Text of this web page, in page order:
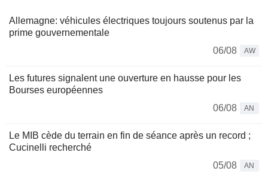
Allemagne: véhicules électriques toujours soutenus par la
prime gouvernementale
06/08
AW
Les futures signalent une ouverture en hausse pour les
Bourses européennes
06/08
AN
Le MIB cède du terrain en fin de séance après un record ;
Cucinelli recherché
05/08
AN